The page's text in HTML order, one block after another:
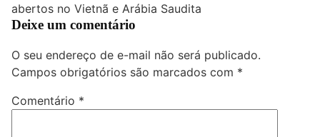
abertos no Vietnã e Arábia Saudita
Deixe um comentário
O seu endereço de e-mail não será publicado.
Campos obrigatórios são marcados com *
Comentário *